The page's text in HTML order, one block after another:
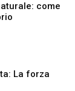
come
La forza